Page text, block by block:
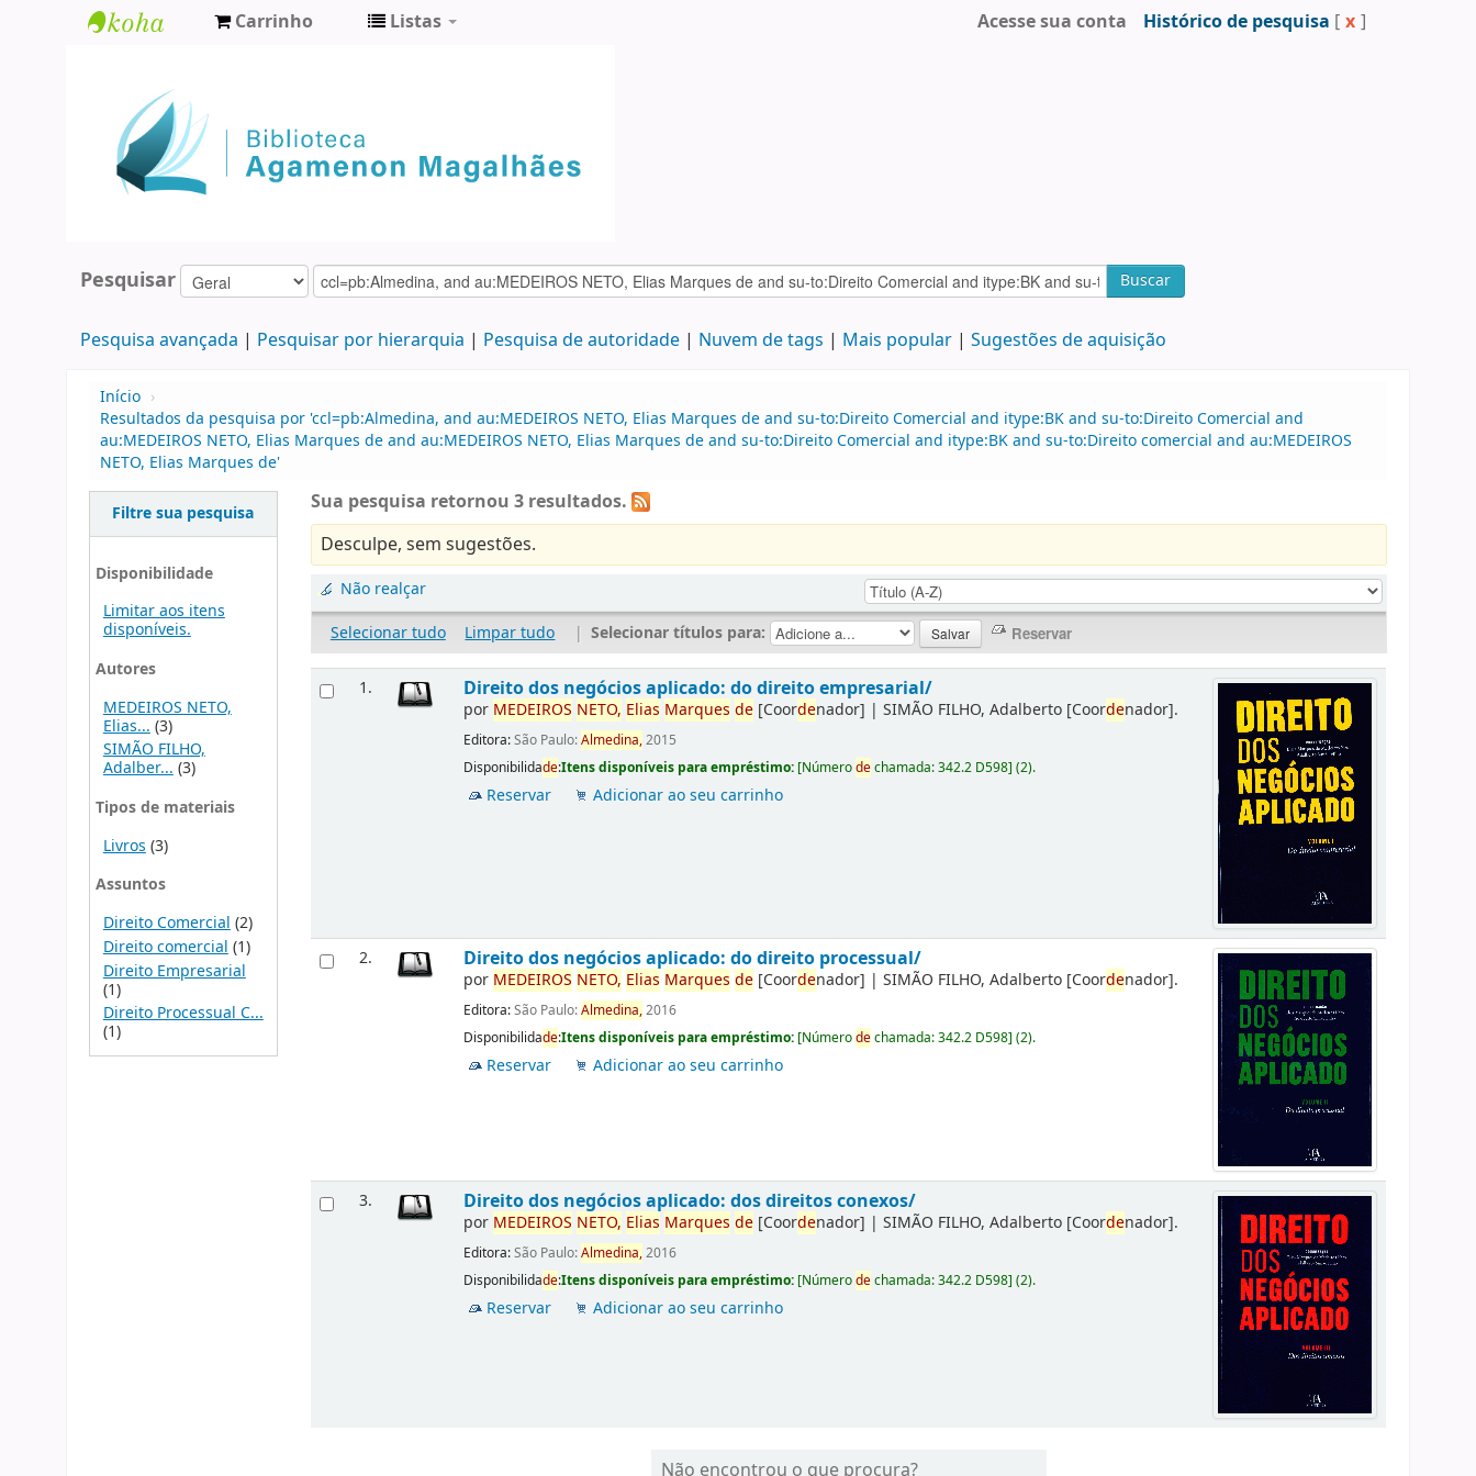
Agamenon
Magalhães
Carrinho Listas Acesse sua conta Histórico de pesquisa [ x ]
Pesquisar Buscar
Pesquisa avançada Pesquisar por hierarquia Pesquisa de autoridade Nuvem de tags Mais popular Sugestões de aquisição
Início ›
Resultados da pesquisa por 'ccl=pb:Almedina, and au:MEDEIROS NETO, Elias Marques de and su-to:Direito Comercial and itype:BK and su-to:Direito Comercial and
au:MEDEIROS NETO, Elias Marques de and au:MEDEIROS NETO, Elias Marques de and su-to:Direito Comercial and itype:BK and su-to:Direito comercial and au:MEDEIROS
NETO, Elias Marques de'
Filtre sua pesquisa
Disponibilidade
Limitar aos itens
disponíveis.
Autores
MEDEIROS NETO,
Elias... (3)
SIMÃO FILHO,
Adalber...(3)
Tipos de materiais
Livros (3)
Assuntos
Direito Comercial (2)
Direito comercial (1)
Direito Empresarial
(1)
Direito Processual C...
(1)
Sua pesquisa retornou 3 resultados.
Desculpe, sem sugestões.
Não realçar
Selecionar tudo
Limpar tudo | Selecionar títulos para:
1. Direito dos negócios aplicado: do direito empresarial/
por MEDEIROS NETO, Elias Marques de [Coordenador] |SIMÃO FILHO, Adalberto [Coordenador].
Editora:São Paulo:Almedina,2015
Disponibilidade:Itens disponíveis para empréstimo: [Númerodechamada:342.2 D598](2).
Reservar Adicionar ao seu carrinho
2. Direito dos negócios aplicado: do direito processual/
por MEDEIROS NETO, Elias Marques de [Coordenador] |SIMÃO FILHO, Adalberto [Coordenador].
Editora:São Paulo:Almedina,2016
Disponibilidade:Itens disponíveis para empréstimo: [Númerodechamada:342.2 D598](2).
Reservar Adicionar ao seu carrinho
3. Direito dos negócios aplicado: dos direitos conexos/
por MEDEIROS NETO, Elias Marques de [Coordenador] |SIMÃO FILHO, Adalberto [Coordenador].
Editora:São Paulo:Almedina,2016
Disponibilidade:Itens disponíveis para empréstimo: [Númerodechamada:342.2 D598](2).
Reservar Adicionar ao seu carrinho